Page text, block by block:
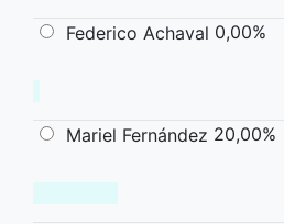
Federico Achaval 0,00%
Mariel Fernández 20,00%